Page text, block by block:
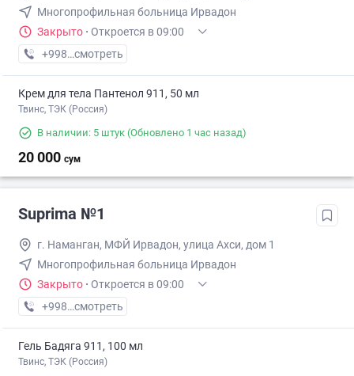
Многопрофильная больница Ирвадон
Закрыто · Откроется в 09:00
+998 (95) XXX-XX-XX
смотреть
Крем для тела Пантенол 911, 50 мл
Твинс, ТЭК (Россия)
В наличии: 5 штук (Обновлено 1 час назад)
20 000 сум
Suprima №1
г. Наманган, МФЙ Ирвадон, улица Ахси, дом 1
Многопрофильная больница Ирвадон
Закрыто · Откроется в 09:00
+998 (95) XXX-XX-XX
смотреть
Гель Бадяга 911, 100 мл
Твинс, ТЭК (Россия)